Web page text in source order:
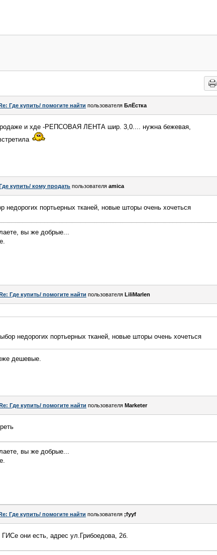
Где купить/ помогите найти пользователя БлЁстка
и хде -РЕПСОВАЯ ЛЕНТА шир. 3,0.... нужна бежевая,
купить/ кому продать пользователя amica
недорогих портьерных тканей, новые шторы очень хочеться
вы же добрые...
Где купить/ помогите найти пользователя LiliMarlen
недорогих портьерных тканей, новые шторы очень хочеться
дешевые.
Где купить/ помогите найти пользователя Marketer
вы же добрые...
Где купить/ помогите найти пользователя ;fyyf
они есть, адрес ул.Грибоедова, 2б.